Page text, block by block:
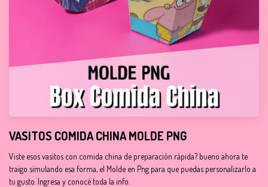
VASITOS COMIDA CHINA MOLDE PNG
Viste esos vasitos con comida china de preparación rápida? bueno ahora te
traigo simulando esa forma, el Molde en Png para que puedas personalizarlo a
tu gusto. Ingresa y conocé toda la info.